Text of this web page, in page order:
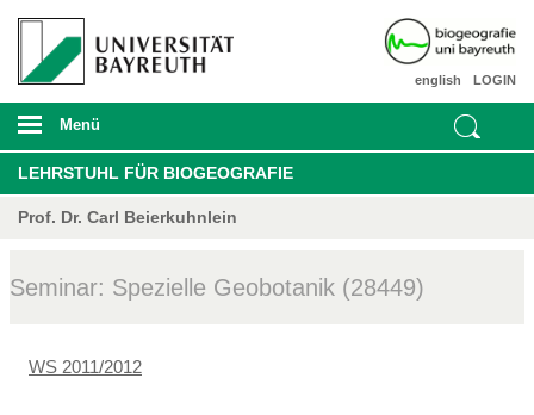
LOGIN
english
Menü
LEHRSTUHL FÜR BIOGEOGRAFIE
Prof. Dr. Carl Beierkuhnlein
Seminar: Spezielle Geobotanik (28449)
WS 2011/2012